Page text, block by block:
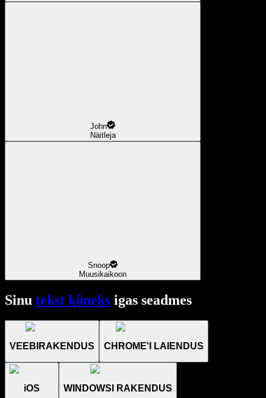
John
Näitleja
Snoop
Muusikaikoon
Sinu tekst kõneks igas seadmes
VEEBIRAKENDUS CHROME'I LAIENDUS
iOS WINDOWSI RAKENDUS